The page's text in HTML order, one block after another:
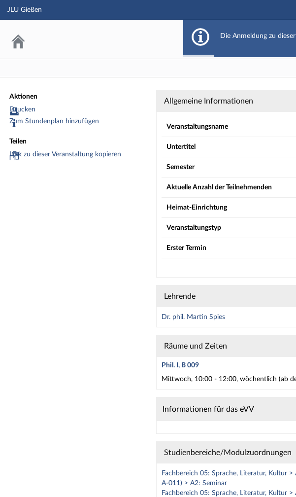
JLU Gießen
Aktionen
Drucken
Zum Stundenplan hinzufügen
Teilen
Link zu dieser Veranstaltung kopieren
Seminar: Not yet 18: An
Allgemeine Informationen
Veranstaltungsname
Untertitel
Semester
Aktuelle Anzahl der Teilnehmenden
Heimat-Einrichtung
Veranstaltungstyp
Erster Termin
Lehrende
Dr. phil. Martin Spies
Räume und Zeiten
Phil. I, B 009
Mittwoch, 10:00 - 12:00, wöchentlich (ab
Informationen für das eVV
Studienbereiche/Modulzuordnungen
Fachbereich 05: Sprache, Literatur, Kultur
A-011) > A2: Seminar
Fachbereich 05: Sprache, Literatur, Kultur
Die Anmeldung zu